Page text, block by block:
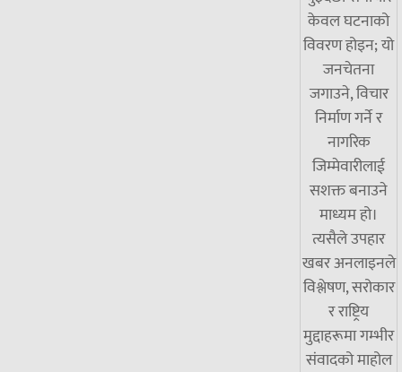
केवल घटनाको
विवरण होइन; यो
जनचेतना
जगाउने, विचार
निर्माण गर्ने र
नागरिक
जिम्मेवारीलाई
सशक्त बनाउने
माध्यम हो।
त्यसैले उपहार
खबर अनलाइनले
विश्लेषण, सरोकार
र राष्ट्रिय
मुद्दाहरूमा गम्भीर
संवादको माहोल